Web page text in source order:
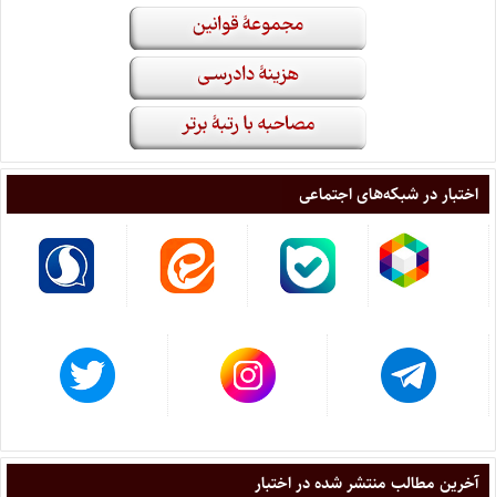
اختبار در شبکه‌های اجتماعی
آخرین مطالب منتشر شده در اختبار